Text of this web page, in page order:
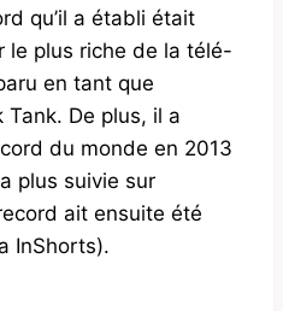
qu’il a établi était
le plus riche de la télé-
en tant que
De plus, il a
du monde en 2013
plus suivie sur
ait ensuite été
InShorts).